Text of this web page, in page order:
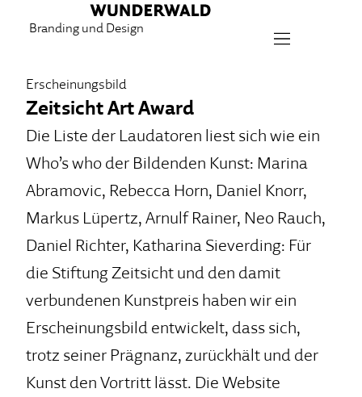
Branding und Design
Erscheinungsbild
Zeitsicht Art Award
Die Liste der Laudatoren liest sich wie ein
Who’s who der Bildenden Kunst: Marina
Abramovic, Rebecca Horn, Daniel Knorr,
Markus Lüpertz, Arnulf Rainer, Neo Rauch,
Daniel Richter, Katharina Sieverding: Für
die Stiftung Zeitsicht und den damit
verbundenen Kunstpreis haben wir ein
Erscheinungsbild entwickelt, dass sich,
trotz seiner Prägnanz, zurückhält und der
Kunst den Vortritt lässt. Die Website